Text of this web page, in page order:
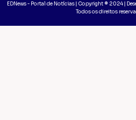
EDNews - Portal de Notícias | Copyright ® 2024 |
Todos os direitos